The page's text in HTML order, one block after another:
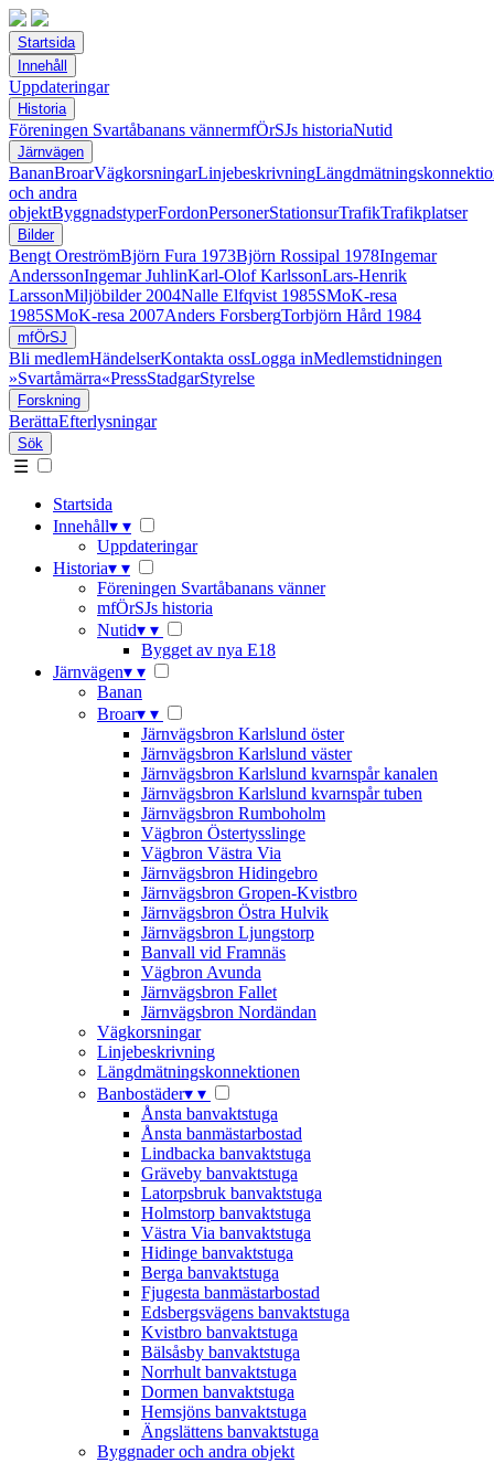
Startsida
Innehåll
Uppdateringar
Historia
Föreningen Svartåbanans vännermfÖrSJs historiaNutid
Järnvägen
BananBroarVägkorsningarLinjebeskrivning
och andra
objektByggnadstyperFordonPersonerStationsurTrafikTrafikplatser
Bilder
Bengt OreströmBjörn Fura 1973Björn Rossipal 1978Ingemar
AnderssonIngemar JuhlinKarl-Olof KarlssonLars-Henrik
LarssonMiljöbilder 2004Nalle Elfqvist 1985SMoK-resa
1985SMoK-resa 2007Anders ForsbergTorbjörn Hård 1984
mfÖrSJ
Bli medlemHändelserKontakta ossLogga inMedlemstidningen
»Svartåmärra«PressStadgarStyrelse
Forskning
BerättaEfterlysningar
Sök
☰
Startsida
Innehåll▾ ▾
Uppdateringar
Historia▾ ▾
Föreningen Svartåbanans vänner
mfÖrSJs historia
Nutid▾ ▾
Bygget av nya E18
Järnvägen▾ ▾
Banan
Broar▾ ▾
Järnvägsbron Karlslund öster
Järnvägsbron Karlslund väster
Järnvägsbron Karlslund kvarnspår kanalen
Järnvägsbron Karlslund kvarnspår tuben
Järnvägsbron Rumboholm
Vägbron Östertysslinge
Vägbron Västra Via
Järnvägsbron Hidingebro
Järnvägsbron Gropen-Kvistbro
Järnvägsbron Östra Hulvik
Järnvägsbron Ljungstorp
Banvall vid Framnäs
Vägbron Avunda
Järnvägsbron Fallet
Järnvägsbron Nordändan
Vägkorsningar
Linjebeskrivning
Längdmätningskonnektionen
Banbostäder▾ ▾
Ånsta banvaktstuga
Ånsta banmästarbostad
Lindbacka banvaktstuga
Gräveby banvaktstuga
Latorpsbruk banvaktstuga
Holmstorp banvaktstuga
Västra Via banvaktstuga
Hidinge banvaktstuga
Berga banvaktstuga
Fjugesta banmästarbostad
Edsbergsvägens banvaktstuga
Kvistbro banvaktstuga
Bälsåsby banvaktstuga
Norrhult banvaktstuga
Dormen banvaktstuga
Hemsjöns banvaktstuga
Ängslättens banvaktstuga
Byggnader och andra objekt